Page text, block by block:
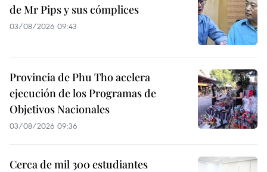
de Mr Pips y sus cómplices
03/08/2026 09:43
Provincia de Phu Tho acelera
ejecución de los Programas de
Objetivos Nacionales
03/08/2026 09:36
Cerca de mil 300 estudiantes